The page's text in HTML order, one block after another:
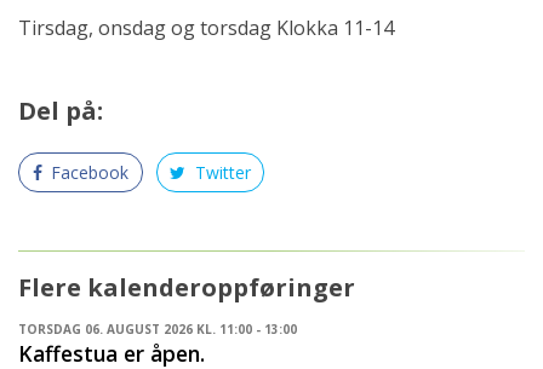
Tirsdag, onsdag og torsdag Klokka 11-14
Del på:
Facebook Twitter
Flere kalenderoppføringer
TORSDAG 06. AUGUST 2026 KL. 11:00 - 13:00
Kaffestua er åpen.